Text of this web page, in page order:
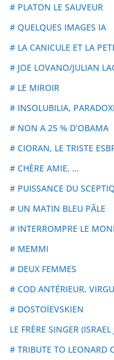
# PLATON LE SAUVEUR
# QUELQUES IMAGES IA
# LA CANICULE ET LA
# JOE LOVANO/JULIAN
# LE MIROIR
# INSOLUBILIA,
# NON A 25 % D’OBAMA
# CIORAN, LE TRISTE
# CHÈRE AMIE, …
# PUISSANCE DU
# UN MATIN BLEU PÂLE
# INTERROMPRE LE
# MEMMI
# DEUX FEMMES
# COD ANTÉRIEUR,
# DOSTOÏEVSKIEN
LE FRÈRE SINGER
# TRIBUTE TO LEONARD